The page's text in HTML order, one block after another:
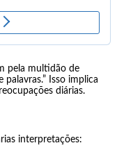
pela multidão de
Isso implica
diárias.
interpretações: